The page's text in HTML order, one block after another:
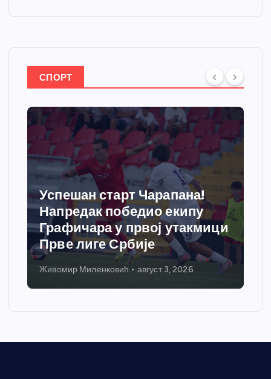
СПОРТ
Успешан старт Чарапана!
Напредак победио екипу
Графичара у првој утакмици
Прве лиге Србије
Живомир Миленковић август 3, 2026